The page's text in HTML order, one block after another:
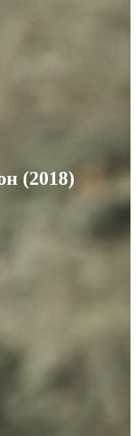
(2018)